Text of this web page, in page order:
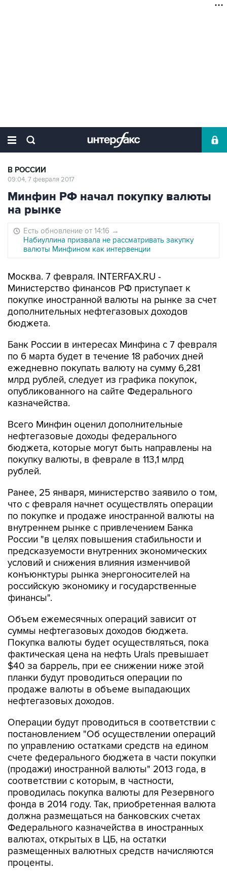
В РОССИИ
09:04, 7 февраля 2017
Минфин РФ начал покупку валюты
на рынке
Есть обновление от 14:16 →
Набиуллина призвала не рассматривать закупку
валюты Минфином как интервенции
Москва. 7 февраля. INTERFAX.RU -
Министерство финансов РФ приступает к
покупке иностранной валюты на рынке за счет
дополнительных нефтегазовых доходов
бюджета.
Банк России в интересах Минфина с 7 февраля
по 6 марта будет в течение 18 рабочих дней
ежедневно покупать валюту на сумму 6,281
млрд рублей, следует из графика покупок,
опубликованного на сайте Федерального
казначейства.
Всего Минфин оценил дополнительные
нефтегазовые доходы федерального
бюджета, которые могут быть направлены на
покупку валюты, в феврале в 113,1 млрд
рублей.
Ранее, 25 января, министерство заявило о том,
что с февраля начнет осуществлять операции
по покупке и продаже иностранной валюты на
внутреннем рынке с привлечением Банка
России "в целях повышения стабильности и
предсказуемости внутренних экономических
условий и снижения влияния изменчивой
конъюнктуры рынка энергоносителей на
российскую экономику и государственные
финансы".
Объем ежемесячных операций зависит от
суммы нефтегазовых доходов бюджета.
Покупка валюты будет осуществляться, пока
фактическая цена на нефть Urals превышает
$40 за баррель, при ее снижении ниже этой
планки будут проводиться операции по
продаже валюты в объеме выпадающих
нефтегазовых доходов.
Операции будут проводиться в соответствии с
постановлением "Об осуществлении операций
по управлению остатками средств на едином
счете федерального бюджета в части покупки
(продажи) иностранной валюты" 2013 года, в
соответствии с которым, в частности,
проводилась покупка валюты для Резервного
фонда в 2014 году. Так, приобретенная валюта
должна размещаться на банковских счетах
Федерального казначейства в иностранных
валютах, открытых в ЦБ, на остатки
размещенных валютных средств начисляются
проценты.